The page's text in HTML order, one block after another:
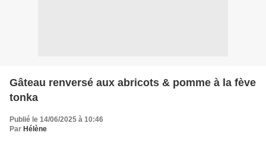
Gâteau renversé aux abricots & pomme à la fève
tonka
Publié le 14/06/2025 à 10:46
Par Hélène